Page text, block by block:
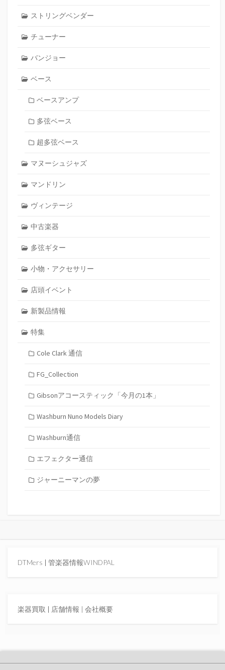
ストリングベンダー
チューナー
バンジョー
ベース
ベースアンプ
多弦ベース
超多弦ベース
マヌーシュジャズ
マンドリン
ヴィンテージ
中古楽器
多弦ギター
小物・アクセサリー
店頭イベント
新製品情報
特集
Cole Clark 通信
FG_Collection
Gibsonアコースティック「今月の1本」
Washburn Nuno Models Diary
Washburn通信
エフェクター通信
ジャーニーマンの夢
DTMers | 管楽器情報WINDPAL
楽器買取 | 店舗情報 | 会社概要